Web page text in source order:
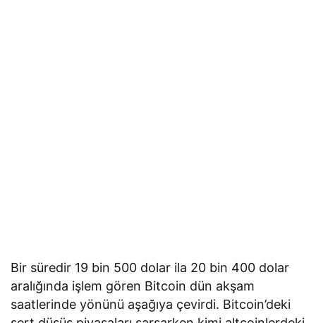
Bir süredir 19 bin 500 dolar ila 20 bin 400 dolar
aralığında işlem gören Bitcoin dün akşam
saatlerinde yönünü aşağıya çevirdi. Bitcoin’deki